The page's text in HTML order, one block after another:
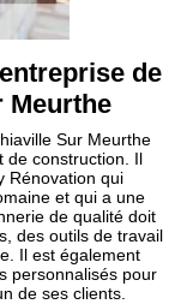
de
Meurthe
Sur Meurthe
de construction. Il
Rénovation qui
et qui a une
de qualité doit
des outils de travail
Il est également
personnalisés pour
de ses clients.